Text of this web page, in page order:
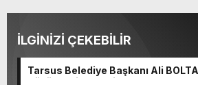
İLGİNİZİ ÇEKEBİLİR
Tarsus Belediye Başkanı Ali
Büyükşehir Belediye Başkanı Ve